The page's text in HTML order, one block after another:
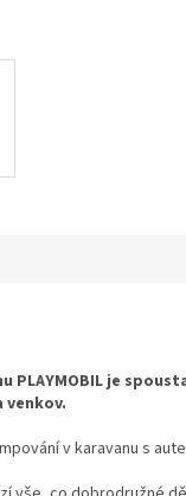
PLAYMOBIL je
venkov.
v karavanu s